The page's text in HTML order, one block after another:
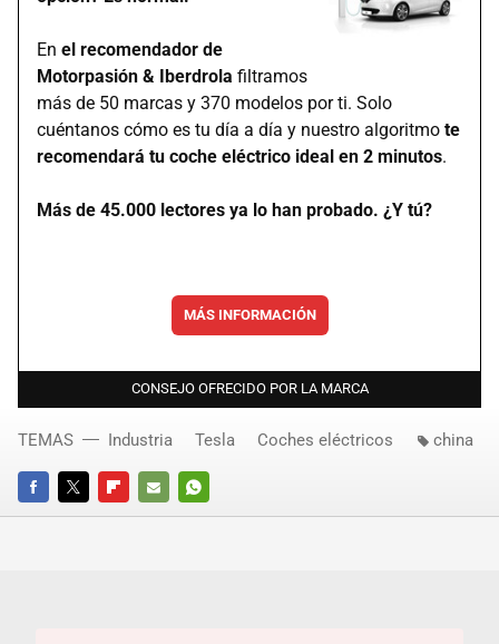
En el recomendador de
Motorpasión & Iberdrola filtramos
más de 50 marcas y 370 modelos por ti. Solo
cuéntanos cómo es tu día a día y nuestro algoritmo te
recomendará tu coche eléctrico ideal en 2 minutos.
Más de 45.000 lectores ya lo han probado. ¿Y tú?
MÁS INFORMACIÓN
CONSEJO OFRECIDO POR LA MARCA
FACEBOOKTWITTERFLIPBOARD
E-
WHATSAPP
TEMAS Industria Tesla Coches eléctricos china